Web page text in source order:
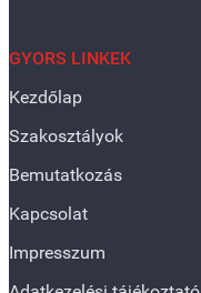
GYORS LINKEK
Kezdőlap
Szakosztályok
Bemutatkozás
Kapcsolat
Impresszum